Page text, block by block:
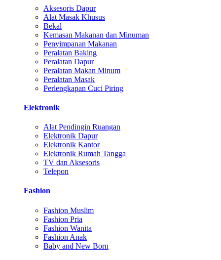
Aksesoris Dapur
Alat Masak Khusus
Bekal
Kemasan Makanan dan Minuman
Penyimpanan Makanan
Peralatan Baking
Peralatan Dapur
Peralatan Makan Minum
Peralatan Masak
Perlengkapan Cuci Piring
Elektronik
Alat Pendingin Ruangan
Elektronik Dapur
Elektronik Kantor
Elektronik Rumah Tangga
TV dan Aksesoris
Telepon
Fashion
Fashion Muslim
Fashion Pria
Fashion Wanita
Fashion Anak
Baby and New Born